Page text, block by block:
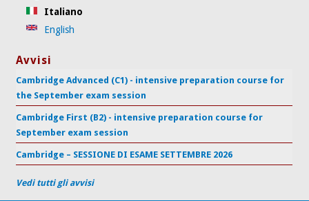
Italiano
English
Avvisi
Cambridge Advanced (C1) - intensive preparation course for
the September exam session
Cambridge First (B2) - intensive preparation course for
September exam session
Cambridge – SESSIONE DI ESAME SETTEMBRE 2026
Vedi tutti gli avvisi